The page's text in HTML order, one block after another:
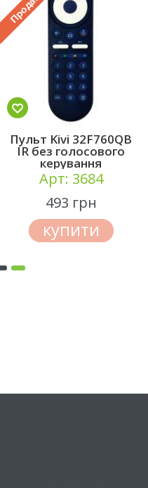
Пульт Kivi 32F760QB
IR без голосового
керування
Арт: 3684
493 грн
купити